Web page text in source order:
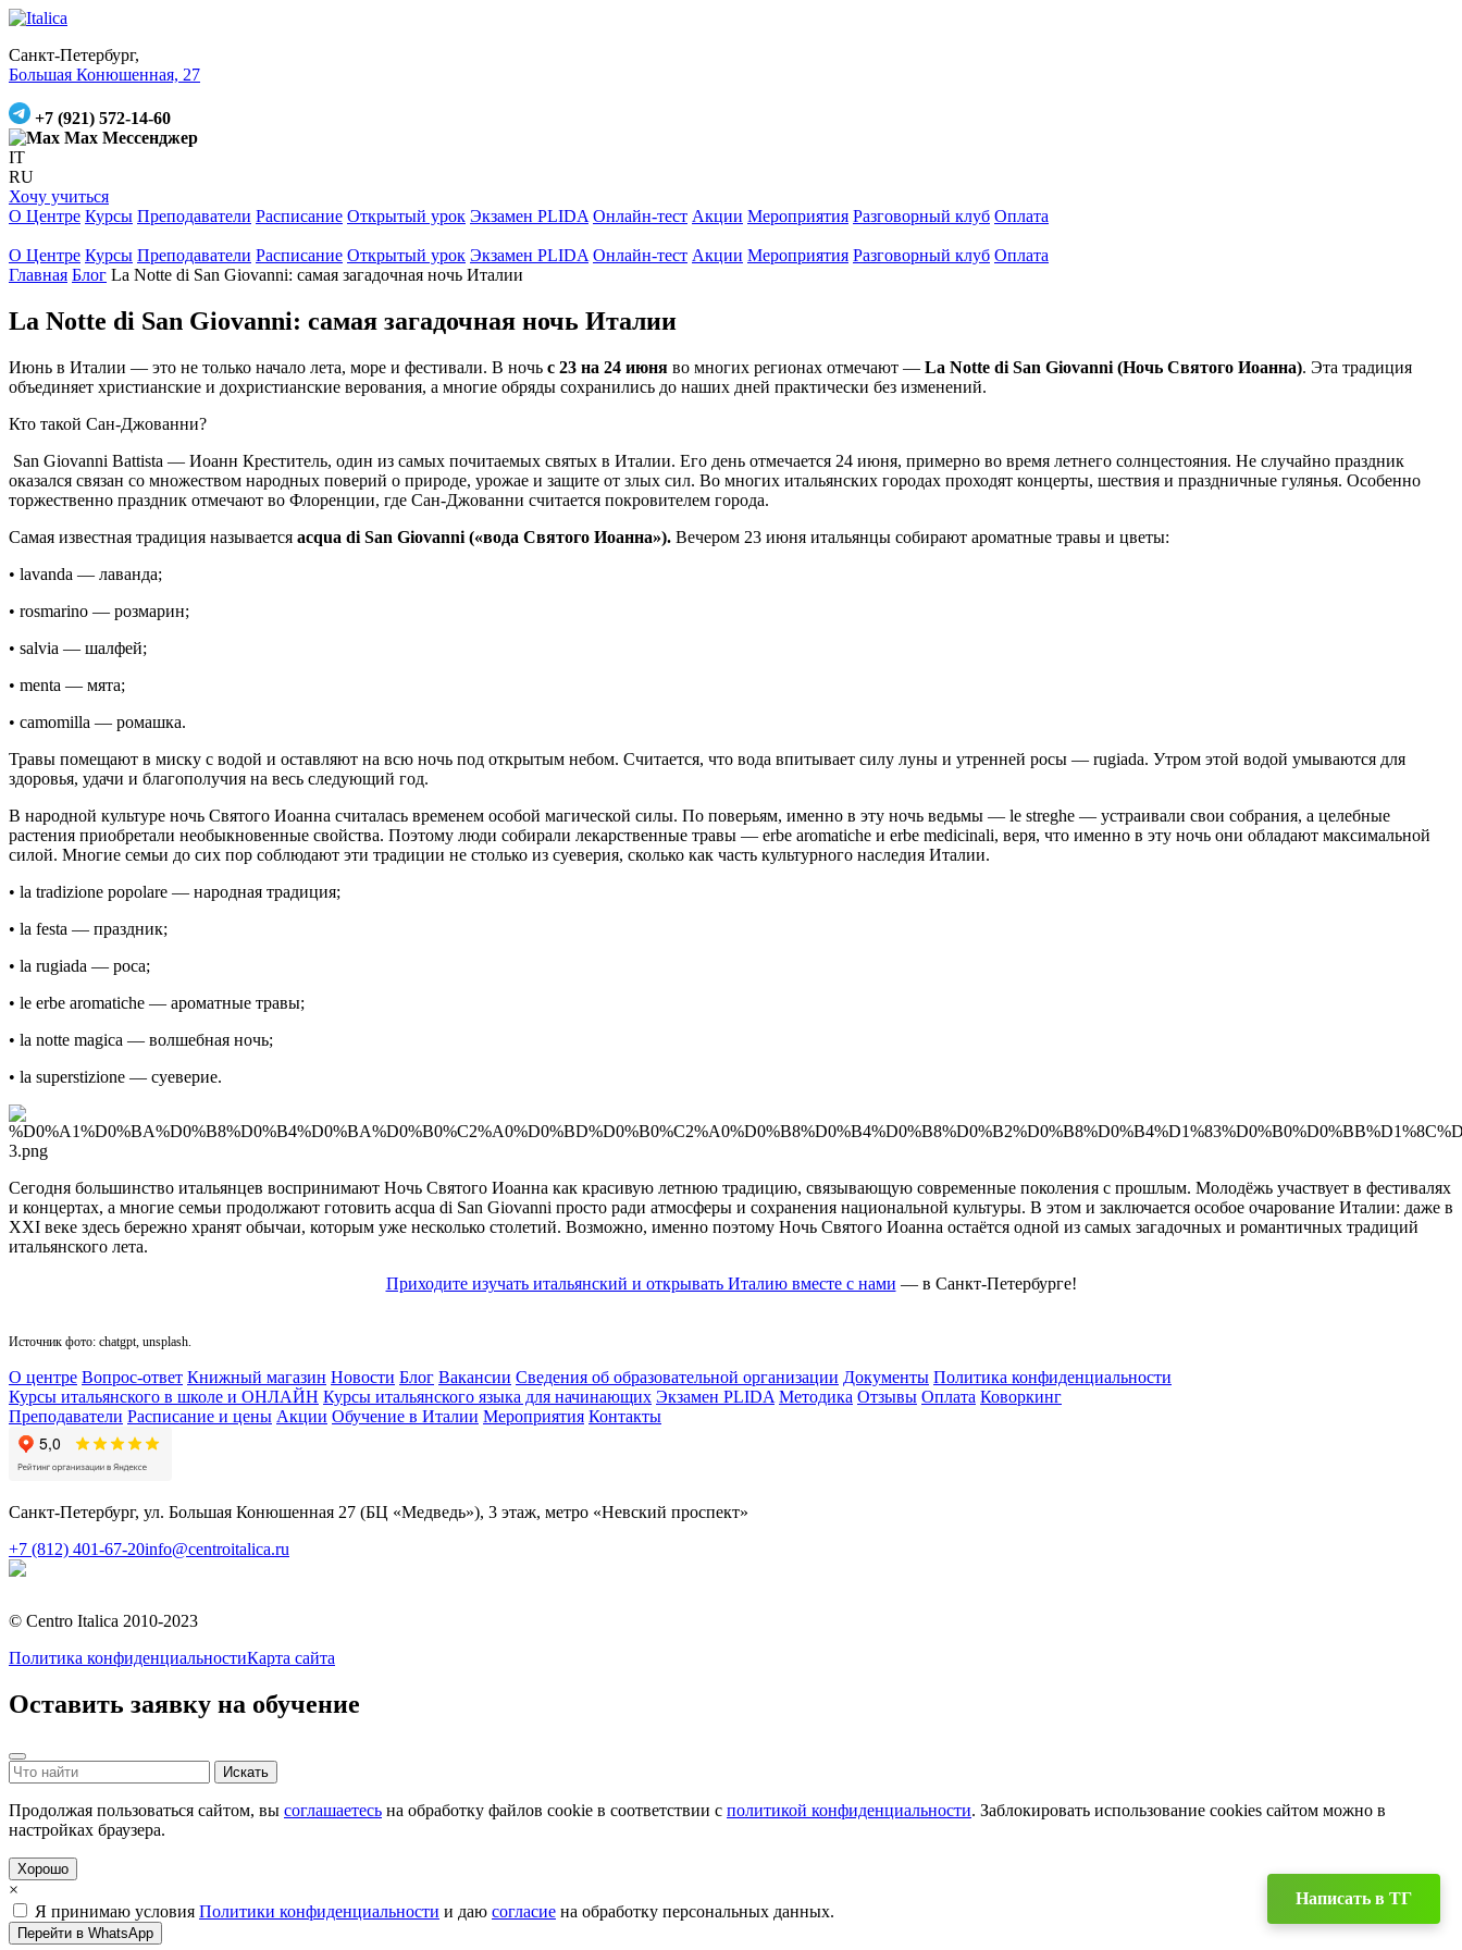
Санкт-Петербург,
Большая Конюшенная, 27
+7 (921) 572-14-60
Max Мессенджер
IT
RU
Хочу учиться
О Центре Курсы Преподаватели Расписание Открытый урок Экзамен PLIDA Онлайн-тест Акции Мероприятия Разговорный клуб Оплата
О Центре Курсы Преподаватели Расписание Открытый урок Экзамен PLIDA Онлайн-тест Акции Мероприятия Разговорный клуб Оплата
Главная Блог La Notte di San Giovanni: самая загадочная ночь Италии
La Notte di San Giovanni: самая загадочная ночь Италии
Июнь в Италии — это не только начало лета, море и фестивали. В ночь с 23 на 24 июня во многих регионах отмечают — La Notte di San Giovanni (Ночь Святого Иоанна). Эта традиция
объединяет христианские и дохристианские верования, а многие обряды сохранились до наших дней практически без изменений.
Кто такой Сан-Джованни?
San Giovanni Battista — Иоанн Креститель, один из самых почитаемых святых в Италии. Его день отмечается 24 июня, примерно во время летнего солнцестояния. Не случайно праздник
оказался связан со множеством народных поверий о природе, урожае и защите от злых сил. Во многих итальянских городах проходят концерты, шествия и праздничные гулянья. Особенно
торжественно праздник отмечают во Флоренции, где Сан-Джованни считается покровителем города.
Самая известная традиция называется acqua di San Giovanni («вода Святого Иоанна»). Вечером 23 июня итальянцы собирают ароматные травы и цветы:
• lavanda — лаванда;
• rosmarino — розмарин;
• salvia — шалфей;
• menta — мята;
• camomilla — ромашка.
Травы помещают в миску с водой и оставляют на всю ночь под открытым небом. Считается, что вода впитывает силу луны и утренней росы — rugiada. Утром этой водой умываются для
здоровья, удачи и благополучия на весь следующий год.
В народной культуре ночь Святого Иоанна считалась временем особой магической силы. По поверьям, именно в эту ночь ведьмы — le streghe — устраивали свои собрания, а целебные
растения приобретали необыкновенные свойства. Поэтому люди собирали лекарственные травы — erbe aromatiche и erbe medicinali, веря, что именно в эту ночь они обладают максимальной
силой. Многие семьи до сих пор соблюдают эти традиции не столько из суеверия, сколько как часть культурного наследия Италии.
• la tradizione popolare — народная традиция;
• la festa — праздник;
• la rugiada — роса;
• le erbe aromatiche — ароматные травы;
• la notte magica — волшебная ночь;
• la superstizione — суеверие.
Сегодня большинство итальянцев воспринимают Ночь Святого Иоанна как красивую летнюю традицию, связывающую современные поколения с прошлым. Молодёжь участвует в фестивалях
и концертах, а многие семьи продолжают готовить acqua di San Giovanni просто ради атмосферы и сохранения национальной культуры. В этом и заключается особое очарование Италии: даже в
XXI веке здесь бережно хранят обычаи, которым уже несколько столетий. Возможно, именно поэтому Ночь Святого Иоанна остаётся одной из самых загадочных и романтичных традиций
итальянского лета.
Приходите изучать итальянский и открывать Италию вместе с нами — в Санкт-Петербурге!
Источник фото: chatgpt, unsplash.
О центре Вопрос-ответ Книжный магазин Новости Блог Вакансии Сведения об образовательной организации Документы Политика конфиденциальности
Курсы итальянского в школе и ОНЛАЙН Курсы итальянского языка для начинающих Экзамен PLIDA Методика Отзывы Оплата Коворкинг
Преподаватели Расписание и цены Акции Обучение в Италии Мероприятия Контакты
Санкт-Петербург, ул. Большая Конюшенная 27 (БЦ «Медведь»), 3 этаж, метро «Невский проспект»
+7 (812) 401-67-20info@centroitalica.ru
© Centro Italica 2010-2023
Политика конфиденциальностиКарта сайта
Оставить заявку на обучение
Написать в TГ
Продолжая пользоваться сайтом, вы соглашаетесь на обработку файлов cookie в соответствии с политикой конфиденциальности. Заблокировать использование cookies сайтом можно в
настройках браузера.
Хорошо
×
Я принимаю условия Политики конфиденциальности и даю согласие на обработку персональных данных.
Перейти в WhatsApp